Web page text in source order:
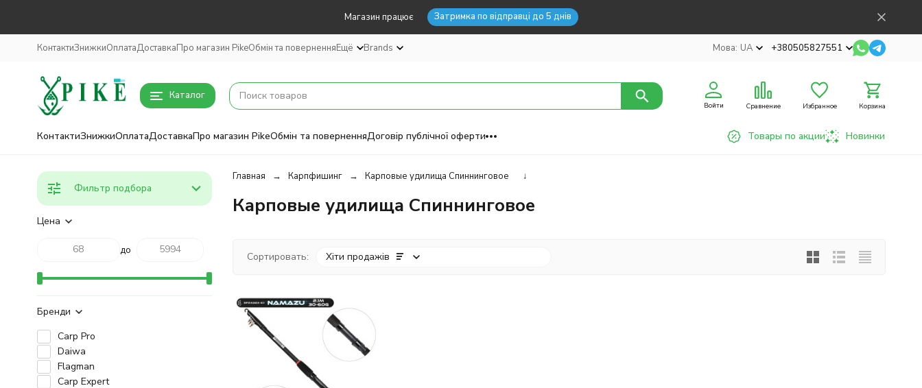
Магазин працює Затримка по відправці до 5 днів
КонтактиЗнижкиОплатаДоставкаПро магазин PikeОбмін та поверненняЕщё Brands Мова: UA +380505827551
Каталог
Войти Сравнение Избранное Корзина
КонтактиЗнижкиОплатаДоставкаПро магазин PikeОбмін та поверненняДоговір публічної оферти Товары по акции Новинки
Главная Карпфишинг Карповые удилища Спиннинговое ↓
Карповые удилища Спиннинговое
Сортировать: Хіти продажів
Фильтр подбора
Цена
до
Бренди
Carp Pro
Daiwa
Flagman
Carp Expert